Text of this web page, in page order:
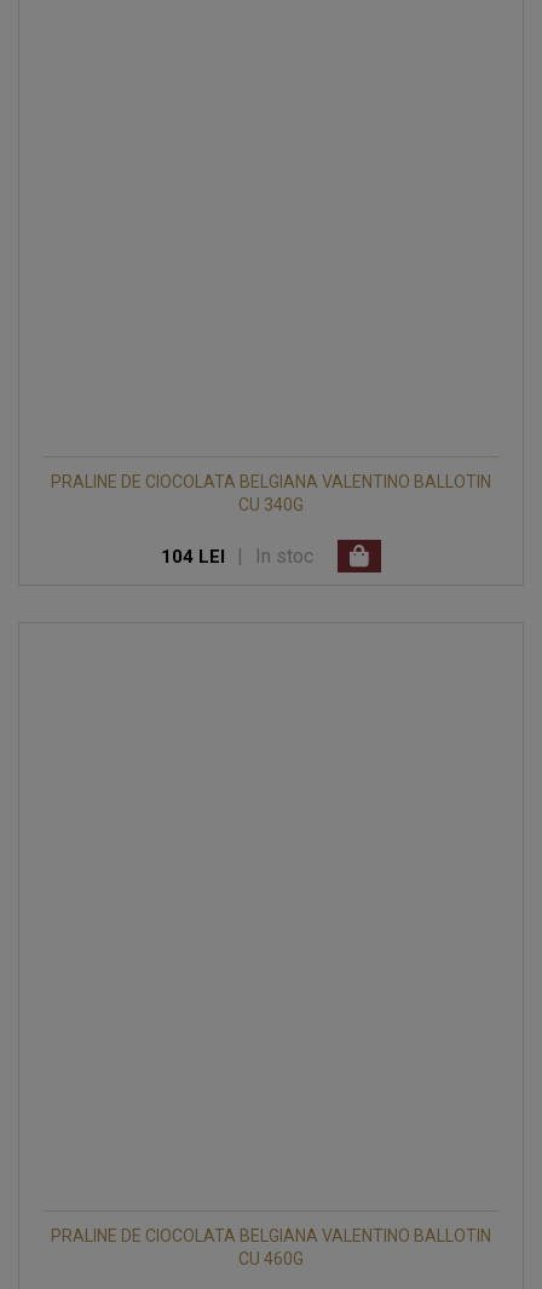
PRALINE DE CIOCOLATA BELGIANA VALENTINO BALLOTIN
CU 340G
104 LEI In stoc
PRALINE DE CIOCOLATA BELGIANA VALENTINO BALLOTIN
CU 460G